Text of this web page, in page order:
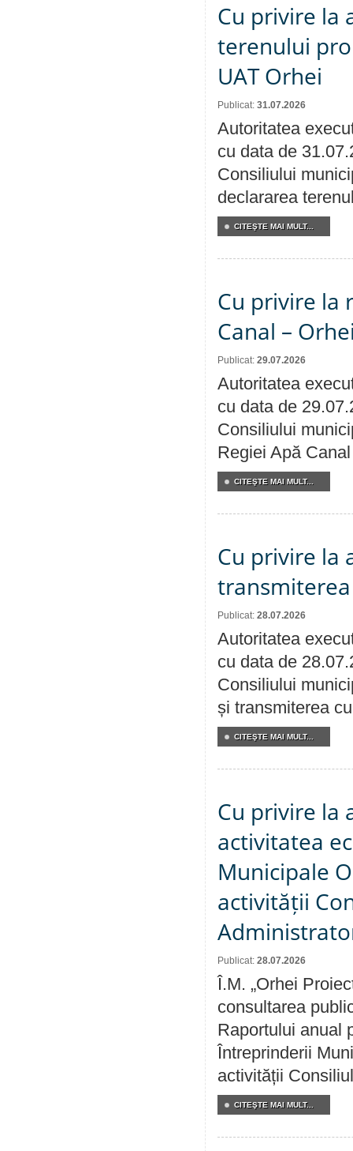
Cu privire la
terenului
UAT Orhei
Publicat: 31.07.2026
Autoritatea
cu data de
Consiliului
declararea
CITEŞTE MAI MULT...
Cu privire la
Canal –
Publicat: 29.07.2026
Autoritatea
cu data de
Consiliului
Regiei Apă
CITEŞTE MAI MULT...
Cu privire la
Publicat: 28.07.2026
Autoritatea
cu data de
Consiliului
și transmiterea
CITEŞTE MAI MULT...
Cu privire la
activitatea
Municipale
activității
Publicat: 28.07.2026
Î.M. „Orhei
consultarea
Raportului anual
Întreprinderii
activității
CITEŞTE MAI MULT...